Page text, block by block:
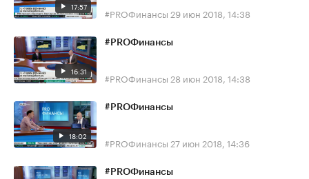
17:57 #PROФинансы 29 июн 2018, 14:38
16:31
#PROФинансы
#PROФинансы 28 июн 2018, 14:38
18:02
#PROФинансы
#PROФинансы 27 июн 2018, 14:36
#PROФинансы